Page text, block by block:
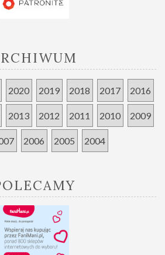
2020 2019 2018 2017 2016
2013 2012 2011 2010 2009
2006 2005 2004